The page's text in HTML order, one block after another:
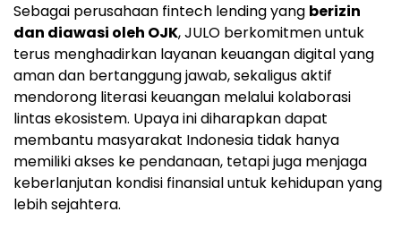
Sebagai perusahaan fintech lending yang berizin
dan diawasi oleh OJK, JULO berkomitmen untuk
terus menghadirkan layanan keuangan digital yang
aman dan bertanggung jawab, sekaligus aktif
mendorong literasi keuangan melalui kolaborasi
lintas ekosistem. Upaya ini diharapkan dapat
membantu masyarakat Indonesia tidak hanya
memiliki akses ke pendanaan, tetapi juga menjaga
keberlanjutan kondisi finansial untuk kehidupan yang
lebih sejahtera.